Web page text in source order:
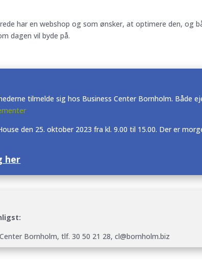
har en webshop og som ønsker, at optimere den, og
dagen vil byde på.
tilmelde sig hos Business Center Bornholm. Både
den 25. oktober 2023 fra kl. 9.00 til 15.00. Der er
her
Bornholm, tlf. 30 50 21 28, cl@bornholm.biz